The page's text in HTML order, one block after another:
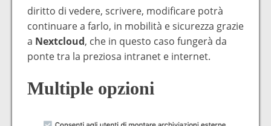
diritto di vedere, scrivere, modificare potrà
continuare a farlo, in mobilità e sicurezza grazie
a Nextcloud, che in questo caso fungerà da
ponte tra la preziosa intranet e internet.
Multiple opzioni